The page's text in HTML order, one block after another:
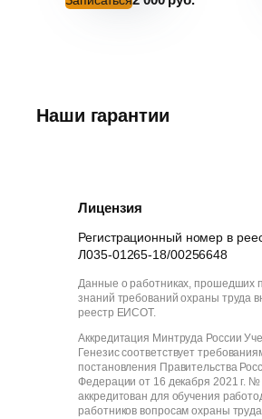
Наши гарантии
Лицензия
Регистрационный номер в
Л035-01265-18/00256648
Данные о работниках, прошедших
знаний требований охраны труда
реестр ЕИСОТ.
Аккредитация Минтруда России
Генезис соответствует
постановления Правительства
Федерации от 16 декабря 2021 г. №
аккредитован для обучения
работников вопросам охраны